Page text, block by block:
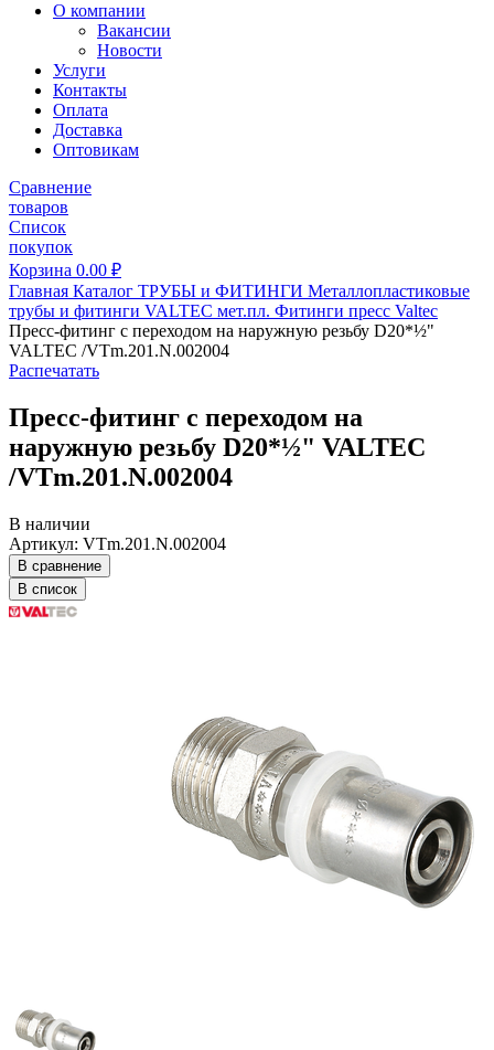
О компании
Вакансии
Новости
Услуги
Контакты
Оплата
Доставка
Оптовикам
Сравнение
товаров
Список
покупок
Корзина 0.00 ₽
Главная Каталог ТРУБЫ и ФИТИНГИ Металлопластиковые
трубы и фитинги VALTEC мет.пл. Фитинги пресс Valtec
Пресс-фитинг с переходом на наружную резьбу D20*½"
VALTEC /VTm.201.N.002004
Распечатать
Пресс-фитинг с переходом на
наружную резьбу D20*½" VALTEC
/VTm.201.N.002004
В наличии
Артикул: VTm.201.N.002004
В сравнение
В список